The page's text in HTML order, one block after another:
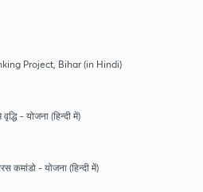
Project, Bihar (in Hindi)
- योजना (हिन्दी में)
कमांडो - योजना (हिन्दी में)